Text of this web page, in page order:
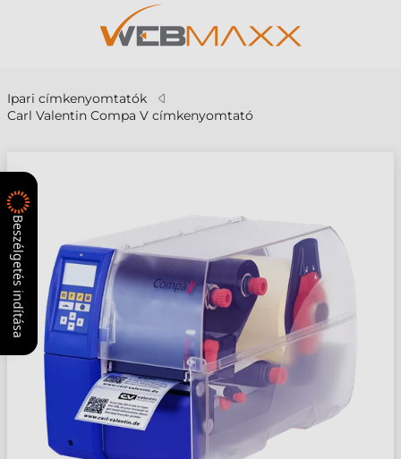
Ipari címkenyomtatók
Carl Valentin Compa V címkenyomtató
Beszélgetés indítása